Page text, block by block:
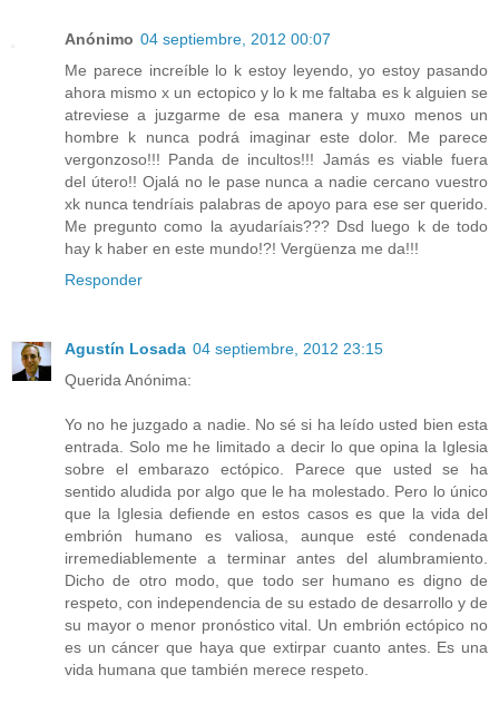
Anónimo 04 septiembre, 2012 00:07
Me parece increíble lo k estoy leyendo, yo estoy pasando
ahora mismo x un ectopico y lo k me faltaba es k alguien se
atreviese a juzgarme de esa manera y muxo menos un
hombre k nunca podrá imaginar este dolor. Me parece
vergonzoso!!! Panda de incultos!!! Jamás es viable fuera
del útero!! Ojalá no le pase nunca a nadie cercano vuestro
xk nunca tendríais palabras de apoyo para ese ser querido.
Me pregunto como la ayudaríais??? Dsd luego k de todo
hay k haber en este mundo!?! Vergüenza me da!!!
Responder
Agustín Losada 04 septiembre, 2012 23:15
Querida Anónima:
Yo no he juzgado a nadie. No sé si ha leído usted bien esta
entrada. Solo me he limitado a decir lo que opina la Iglesia
sobre el embarazo ectópico. Parece que usted se ha
sentido aludida por algo que le ha molestado. Pero lo único
que la Iglesia defiende en estos casos es que la vida del
embrión humano es valiosa, aunque esté condenada
irremediablemente a terminar antes del alumbramiento.
Dicho de otro modo, que todo ser humano es digno de
respeto, con independencia de su estado de desarrollo y de
su mayor o menor pronóstico vital. Un embrión ectópico no
es un cáncer que haya que extirpar cuanto antes. Es una
vida humana que también merece respeto.